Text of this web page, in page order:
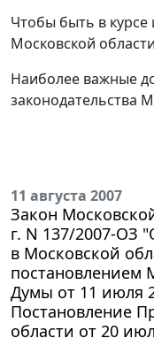
Чтобы быть в курсе
Московской
Наиболее важные
законодательства
11 августа 2007
Закон
г. N 137/2007-ОЗ
в Московской
постановлением
Думы от 11 июля
Постановление
области от 20